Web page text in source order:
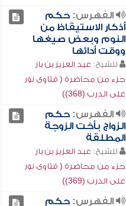
الفهرس:حكم
أذكار الاستيقاظ من
النوم وبعض صيغها
ووقت أدائها
للشيخ: عبد العزيز بن باز
جزء من محاضرة ( فتاوى نور
على الدرب (368))
الفهرس:حكم
الزواج بأخت الزوجة
المطلقة
للشيخ: عبد العزيز بن باز
جزء من محاضرة ( فتاوى نور
على الدرب (369))
الفهرس:حكم